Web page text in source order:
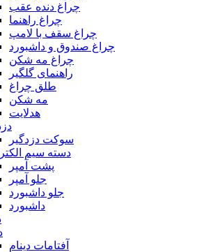
چراغ دنده عقب
چراغ راهنما
چراغ سقف با لامپ
چراغ صندوق و داشبورد
چراغ مه شکن
راهنمای گلگیر
طلق چراغ
مه شکن
هدلایت
سوکت دزدگیر
دسته سیم
پشت آمپر
جلو آمپر
جلو داشبورد
داشبورد
آفتامات دینام